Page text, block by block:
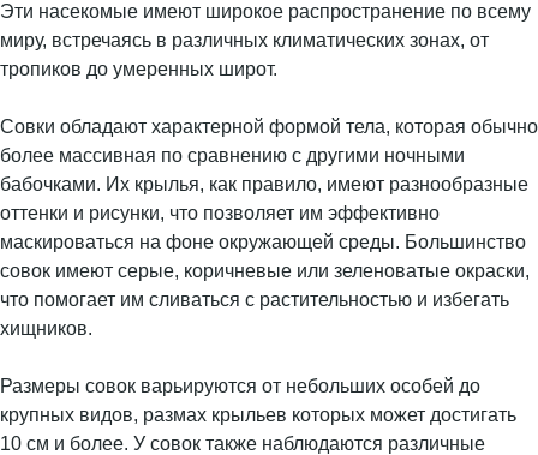
Эти насекомые имеют широкое распространение по всему
миру, встречаясь в различных климатических зонах, от
тропиков до умеренных широт.
Совки обладают характерной формой тела, которая обычно
более массивная по сравнению с другими ночными
бабочками. Их крылья, как правило, имеют разнообразные
оттенки и рисунки, что позволяет им эффективно
маскироваться на фоне окружающей среды. Большинство
совок имеют серые, коричневые или зеленоватые окраски,
что помогает им сливаться с растительностью и избегать
хищников.
Размеры совок варьируются от небольших особей до
крупных видов, размах крыльев которых может достигать
10 см и более. У совок также наблюдаются различные